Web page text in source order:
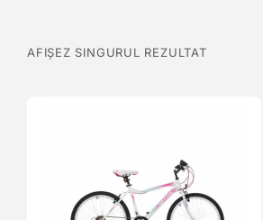
AFIȘEZ SINGURUL REZULTAT